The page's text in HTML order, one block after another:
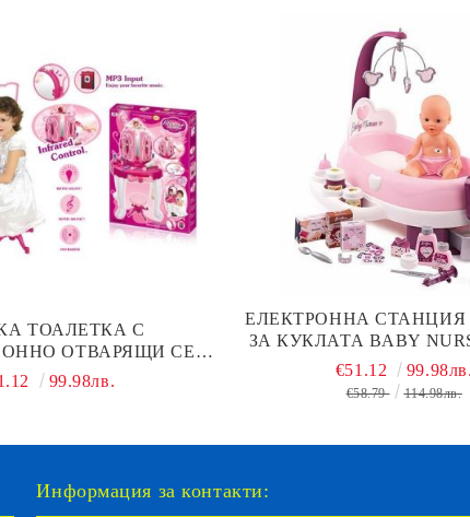
ТОАЛЕТКА С
ОТВАРЯЩИ СЕ
008-18
99.98лв.
ЕЛЕКТРОННА СТАНЦИЯ
ЗА КУКЛАТА BABY
220347
€51.12 99.98лв.
€58.79 114.98лв.
Информация за контакти: